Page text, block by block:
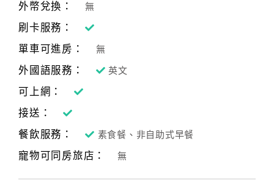
外幣兌換： 無
刷卡服務：
單車可進房：
無
外國語服務： 英文
可上網：
接送：
餐飲服務：
素食餐、非自助式早餐
寵物可同房旅店： 無